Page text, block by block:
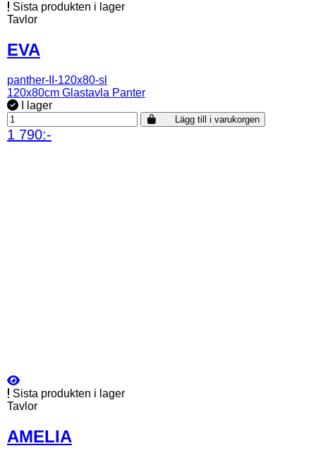
Sista produkten i lager
Tavlor
EVA
panther-II-120x80-sl
120x80cm Glastavla Panter
I lager
Lägg till i varukorgen
1 790:-
Sista produkten i lager
Tavlor
AMELIA